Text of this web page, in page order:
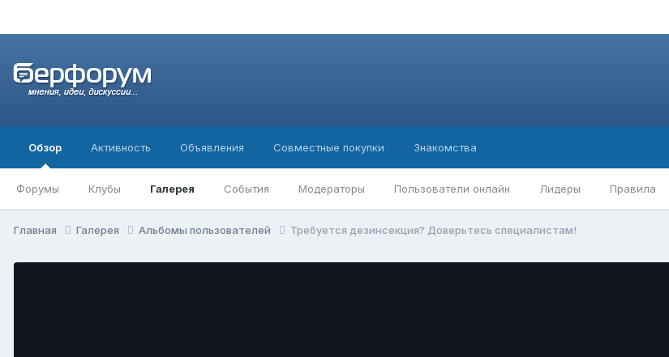
Обзор
Форумы Клубы Галерея События Модераторы Пользователи онлайн Лидеры Правила
Активность Объявления Совместные покупки Знакомства
Главная Галерея Альбомы пользователей Требуется дезинсекция? Доверьтесь специалистам!